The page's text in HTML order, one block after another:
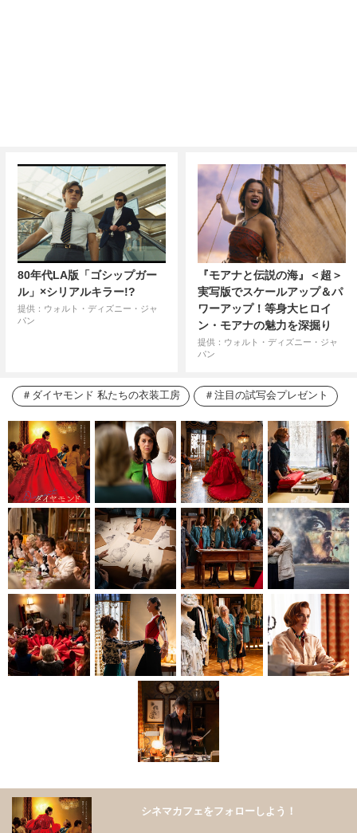
80年代LA版「ゴシップガー
ル」×シリアルキラー!?
提供：ウォルト・ディズニー・ジャ
パン
『モアナと伝説の海』＜超＞
実写版でスケールアップ＆パ
ワーアップ！等身大ヒロイ
ン・モアナの魅力を深掘り
提供：ウォルト・ディズニー・ジャ
パン
ダイヤモンド 私たちの衣装工房 注目の試写会プレゼント
シネマカフェをフォローしよう！